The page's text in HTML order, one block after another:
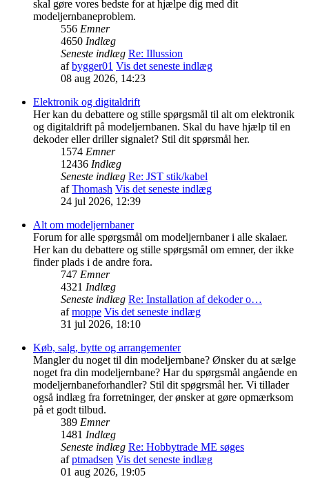
skal gøre vores bedste for at hjælpe dig med dit
modeljernbaneproblem.
556 Emner
4650 Indlæg
Seneste indlæg Re: Illussion
afbygger01 Vis det seneste indlæg
08 aug 2026, 14:23
Elektronik og digitaldrift
Her kan du debattere og stille spørgsmål til alt om elektronik
og digitaldrift på modeljernbanen. Skal du have hjælp til en
dekoder eller driller signalet? Stil dit spørsmål her.
1574 Emner
12436 Indlæg
Seneste indlæg Re: JST stik/kabel
afThomash Vis det seneste indlæg
24 jul 2026, 12:39
Alt om modeljernbaner
Forum for alle spørgsmål om modeljernbaner i alle skalaer.
Her kan du debattere og stille spørgsmål om emner, der ikke
finder plads i de andre fora.
747 Emner
4321 Indlæg
Seneste indlæg Re: Installation af dekoder o…
afmoppe Vis det seneste indlæg
31 jul 2026, 18:10
Køb, salg, bytte og arrangementer
Mangler du noget til din modeljernbane? Ønsker du at sælge
noget fra din modeljernbane? Har du spørgsmål angående en
modeljernbaneforhandler? Stil dit spøgrsmål her. Vi tillader
også indlæg fra forretninger, der ønsker at gøre opmærksom
på et godt tilbud.
389 Emner
1481 Indlæg
Seneste indlæg Re: Hobbytrade ME søges
afptmadsen Vis det seneste indlæg
01 aug 2026, 19:05